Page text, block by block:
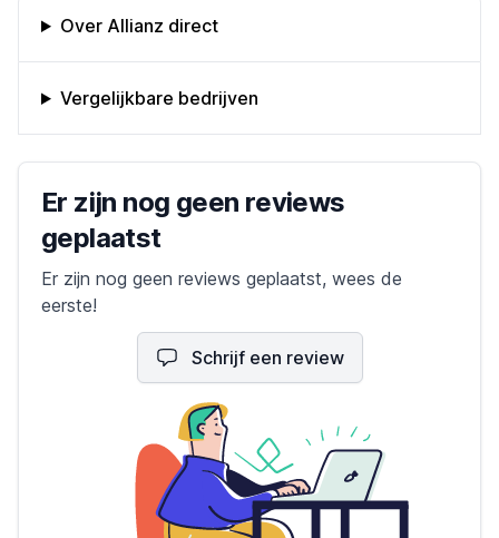
Over Allianz direct
Vergelijkbare bedrijven
Bedrijfs reviews
Er zijn nog geen reviews
geplaatst
Er zijn nog geen reviews geplaatst, wees de
eerste!
Schrijf een review